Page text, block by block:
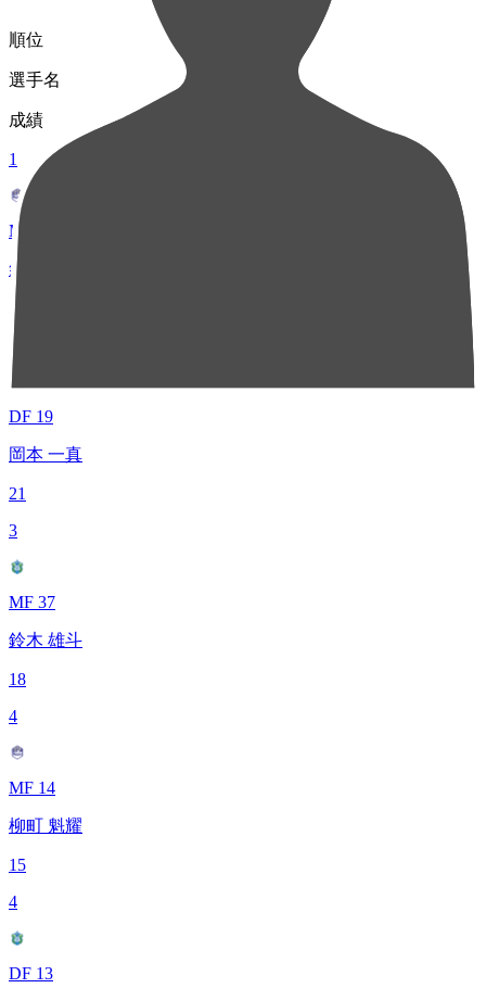
順位
選手名
成績
1
MF 10
氣田 亮真
22
2
DF 19
岡本 一真
21
3
MF 37
鈴木 雄斗
18
4
MF 14
柳町 魁耀
15
4
DF 13